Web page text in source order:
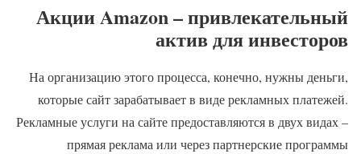
Акции Amazon – привлекательный
актив для инвесторов
На организацию этого процесса, конечно, нужны деньги,
которые сайт зарабатывает в виде рекламных платежей.
Рекламные услуги на сайте предоставляются в двух видах –
прямая реклама или через партнерские программы